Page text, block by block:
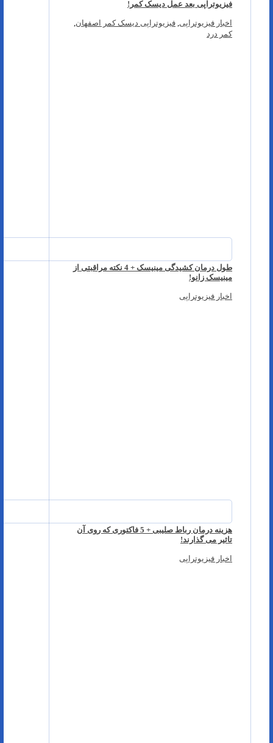
فیزیوتراپی بعد عمل دیسک کمر!
اخبار فیزیوتراپی فیزیوتراپی دیسک کمر اصفهان
کمر درد
طول درمان کشیدگی مینیسک + 4 نکته مراقبتی از
مینیسک زانو!
اخبار فیزیوتراپی
هزینه درمان رباط صلیبی + 5 فاکتوری که روی آن
تاثیر می گذارند!
اخبار فیزیوتراپی